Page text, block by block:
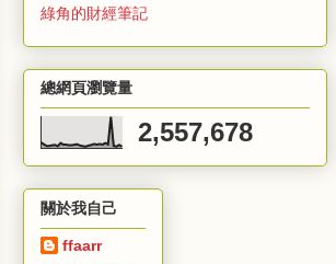
綠角的財經筆記
總網頁瀏覽量
2,557,678
關於我自己
ffaarr